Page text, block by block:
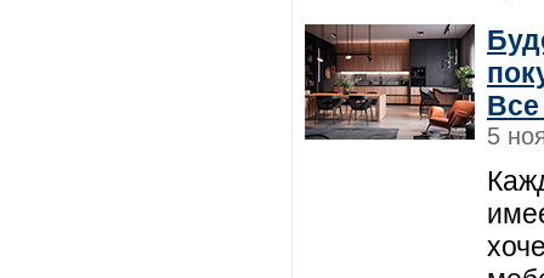
Все
5